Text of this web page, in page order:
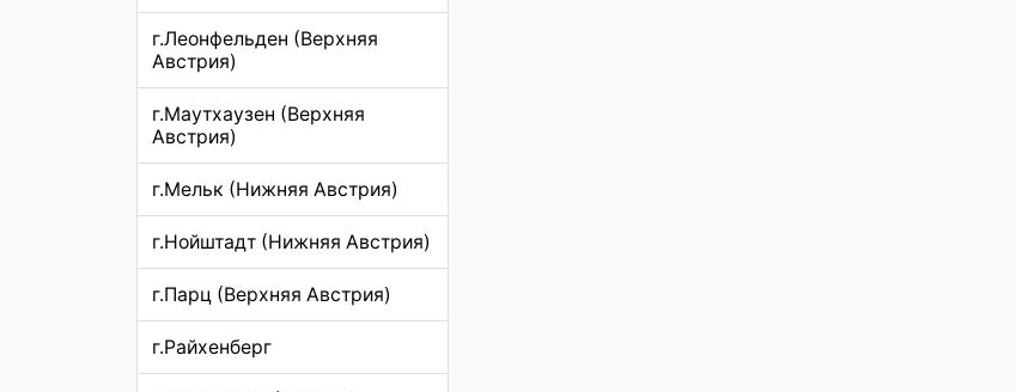
г.Леонфельден (Верхняя
Австрия)
г.Маутхаузен (Верхняя
Австрия)
г.Мельк (Нижняя Австрия)
г.Нойштадт (Нижняя Австрия)
г.Парц (Верхняя Австрия)
г.Райхенберг